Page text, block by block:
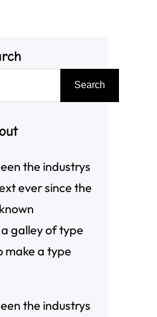
Search
the industrys
ever since the
galley of type
make a type
the industrys